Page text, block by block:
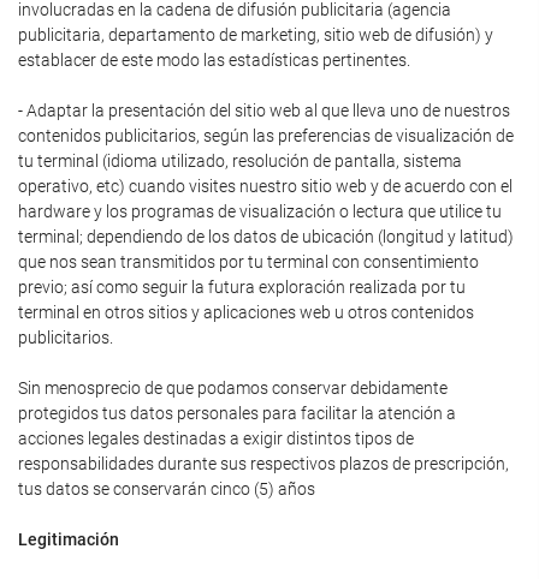
involucradas en la cadena de difusión publicitaria (agencia
publicitaria, departamento de marketing, sitio web de difusión) y
establacer de este modo las estadísticas pertinentes.
- Adaptar la presentación del sitio web al que lleva uno de nuestros
contenidos publicitarios, según las preferencias de visualización de
tu terminal (idioma utilizado, resolución de pantalla, sistema
operativo, etc) cuando visites nuestro sitio web y de acuerdo con el
hardware y los programas de visualización o lectura que utilice tu
terminal; dependiendo de los datos de ubicación (longitud y latitud)
que nos sean transmitidos por tu terminal con consentimiento
previo; así como seguir la futura exploración realizada por tu
terminal en otros sitios y aplicaciones web u otros contenidos
publicitarios.
Sin menosprecio de que podamos conservar debidamente
protegidos tus datos personales para facilitar la atención a
acciones legales destinadas a exigir distintos tipos de
responsabilidades durante sus respectivos plazos de prescripción,
tus datos se conservarán cinco (5) años
Legitimación